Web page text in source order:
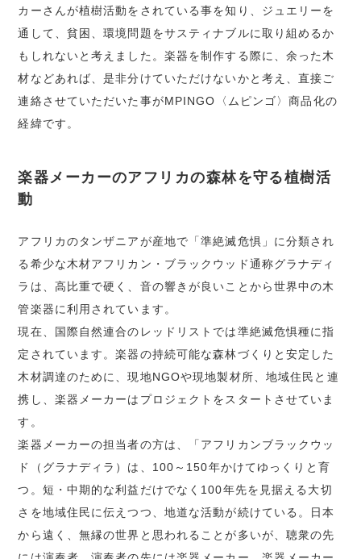
カーさんが植樹活動をされている事を知り、ジュエリーを
通して、貧困、環境問題をサスティナブルに取り組めるか
もしれないと考えました。楽器を制作する際に、余った木
材などあれば、是非分けていただけないかと考え、直接ご
連絡させていただいた事がMPINGO〈ムピンゴ〉商品化の
経緯です。
楽器メーカーのアフリカの森林を守る植樹活
動
アフリカのタンザニアが産地で「準絶滅危惧」に分類され
る希少な木材アフリカン・ブラックウッド通称グラナディ
ラは、高比重で硬く、音の響きが良いことから世界中の木
管楽器に利用されています。
現在、国際自然連合のレッドリストでは準絶滅危惧種に指
定されています。楽器の持続可能な森林づくりと安定した
木材調達のために、現地NGOや現地製材所、地域住民と連
携し、楽器メーカーはプロジェクトをスタートさせていま
す。
楽器メーカーの担当者の方は、「アフリカンブラックウッ
ド（グラナディラ）は、100～150年かけてゆっくりと育
つ。短・中期的な利益だけでなく100年先を見据える大切
さを地域住民に伝えつつ、地道な活動が続けている。日本
から遠く、無縁の世界と思われることが多いが、聴衆の先